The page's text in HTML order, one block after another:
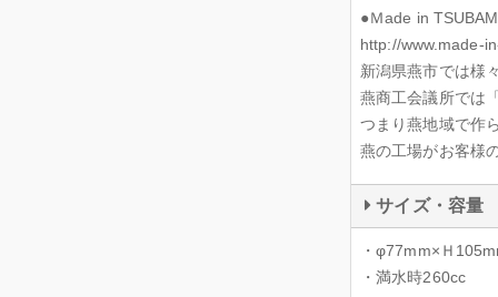
●Ｍade in
http://www.made-
新潟県燕市では様
燕商工会議所では
つまり燕地域で作
燕の工場がお客様
サイズ・容量
・φ77mm×Ｈ
・満水時260cc